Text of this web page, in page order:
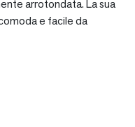
arrotondata. La sua
e facile da